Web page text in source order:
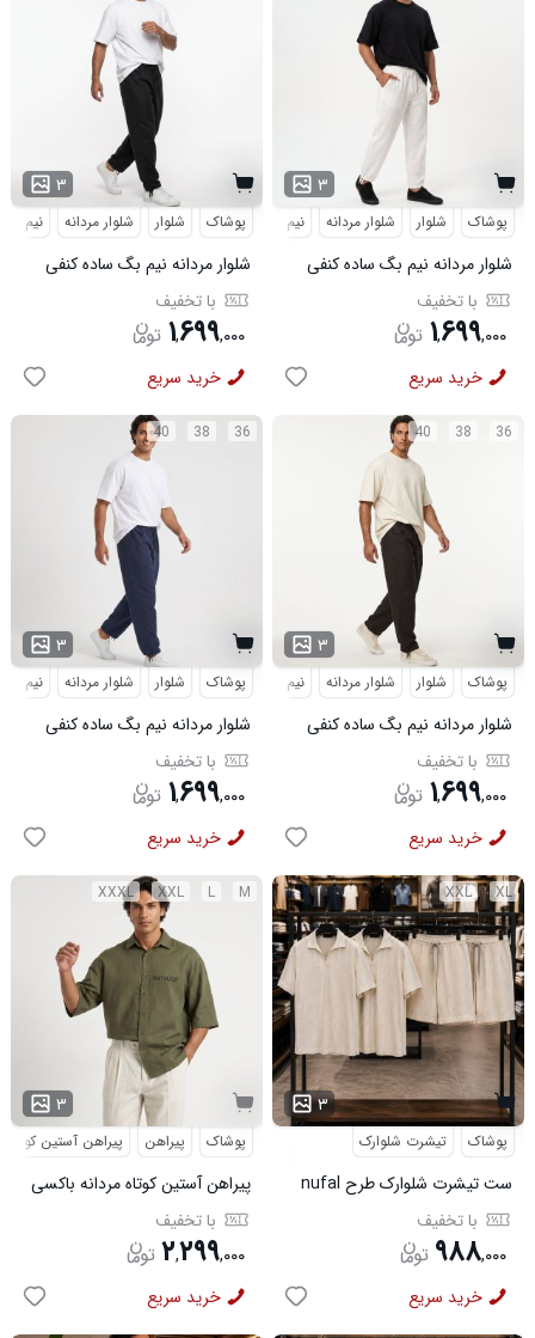
۳
پوشاک شلوار شلوار مردانه نیم بگ
شلوار مردانه نیم بگ ساده کنفی
مشکی مدل 50995
با تخفیف
۱,۶۹۹,۰۰۰
خرید سریع
۳
پوشاک شلوار شلوار مردانه نیم بگ
شلوار مردانه نیم بگ ساده کنفی
سفید مدل 50997
با تخفیف
۱,۶۹۹,۰۰۰
خرید سریع
36
38
40
۳
پوشاک شلوار شلوار مردانه نیم بگ
شلوار مردانه نیم بگ ساده کنفی
سرمه ای مدل 50998
با تخفیف
۱,۶۹۹,۰۰۰
خرید سریع
36
38
40
۳
پوشاک شلوار شلوار مردانه نیم بگ
شلوار مردانه نیم بگ ساده کنفی
قهوه ای مدل 50999
با تخفیف
۱,۶۹۹,۰۰۰
خرید سریع
M
L
XXL
XXXL
۳
پوشاک پیراهن پیراهن آستین کوتاه
پیراهن آستین کوتاه مردانه باکسی
طرحدار لینن سبز مدل 50971
با تخفیف
۲,۲۹۹,۰۰۰
خرید سریع
XL
XXL
۳
پوشاک تیشرت شلوارک
ست تیشرت شلوارک طرح nufal
کد 6578 با تخفیف
۹۸۸,۰۰۰
خرید سریع